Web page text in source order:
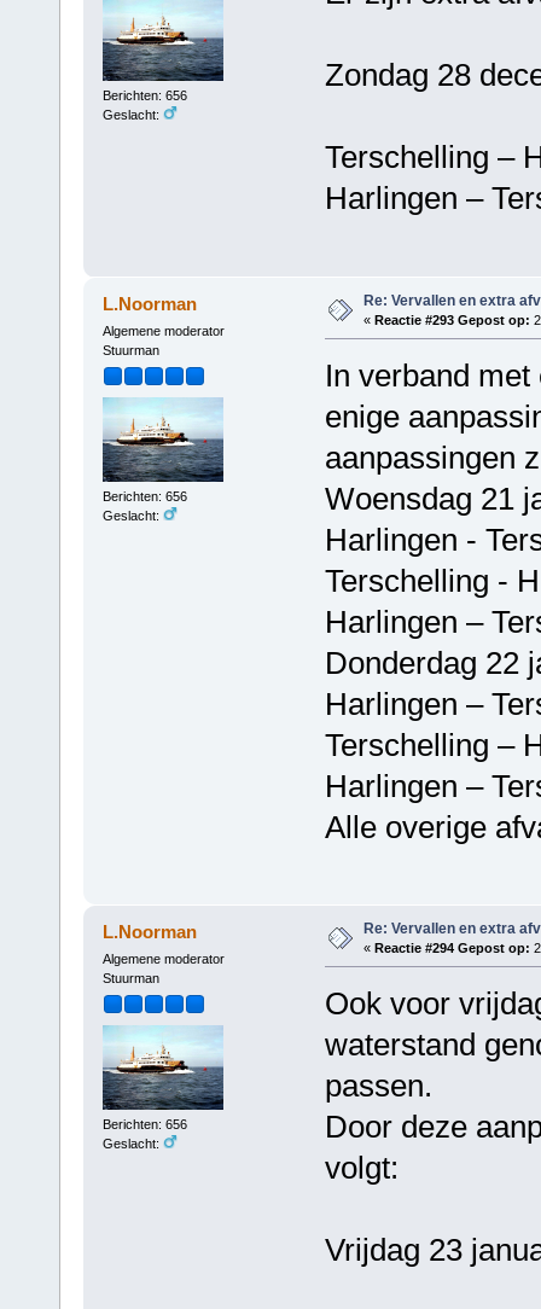
Berichten: 656
Geslacht:
Zondag 28
Terschelling
Harlingen –
L.Noorman
Algemene moderator
Stuurman
Berichten: 656
Geslacht:
Re: Vervallen en extra
« Reactie #293 Gepost op:
In verband
enige
aanpassingen
Woensdag 21
Harlingen -
Terschelling -
Harlingen –
Donderdag 22
Harlingen –
Terschelling –
Harlingen –
Alle overige
L.Noorman
Algemene moderator
Stuurman
Berichten: 656
Geslacht:
Re: Vervallen en extra
« Reactie #294 Gepost op:
Ook voor
waterstand
passen.
Door deze
volgt:
Vrijdag 23